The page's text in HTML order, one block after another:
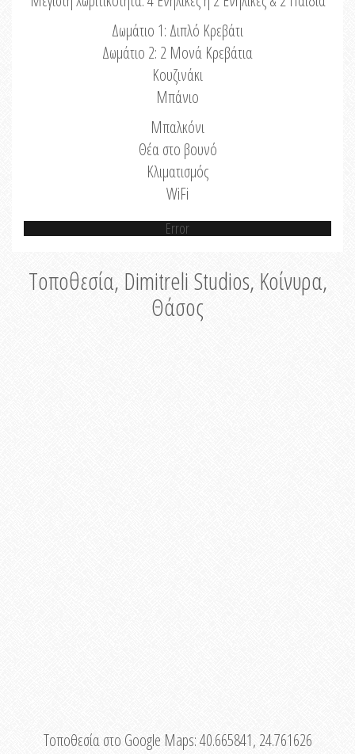
Δωμάτιο 1: Διπλό Κρεβάτι
Δωμάτιο 2: 2 Μονά Κρεβάτια
Κουζινάκι
Μπάνιο
Μπαλκόνι
Θέα στο βουνό
Κλιματισμός
WiFi
Error
Τοποθεσία, Dimitreli Studios, Κοίνυρα,
Θάσος
Τοποθεσία στο Google Maps:40.665841, 24.761626